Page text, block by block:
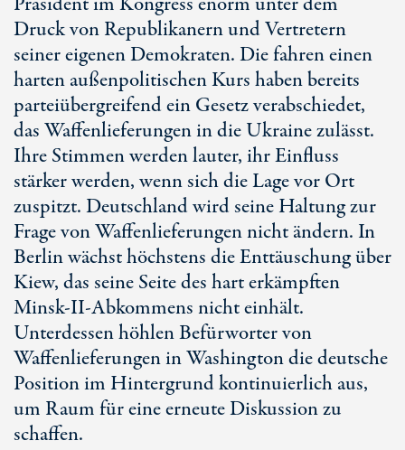
Druck von Republikanern und Vertretern
seiner eigenen Demokraten. Die fahren einen
harten außenpolitischen Kurs haben bereits
parteiübergreifend ein Gesetz verabschiedet,
das Waffenlieferungen in die Ukraine zulässt.
Ihre Stimmen werden lauter, ihr Einfluss
stärker werden, wenn sich die Lage vor Ort
zuspitzt. Deutschland wird seine Haltung zur
Frage von Waffenlieferungen nicht ändern. In
Berlin wächst höchstens die Enttäuschung über
Kiew, das seine Seite des hart erkämpften
Minsk-II-Abkommens nicht einhält.
Unterdessen höhlen Befürworter von
Waffenlieferungen in Washington die deutsche
Position im Hintergrund kontinuierlich aus,
um Raum für eine erneute Diskussion zu
schaffen.